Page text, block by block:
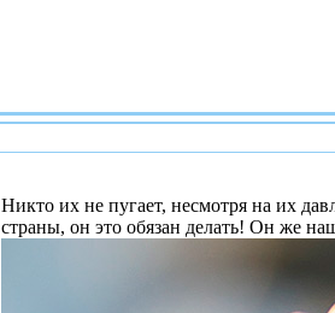
Никто их не пугает, несмотря на их
страны, он это обязан делать! Он же